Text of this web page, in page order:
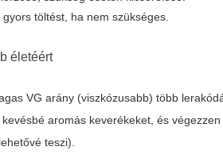
töltést, ha nem szükséges.
életéért
VG arány (viszkózusabb) több
aromás keverékeket, és
teszi).